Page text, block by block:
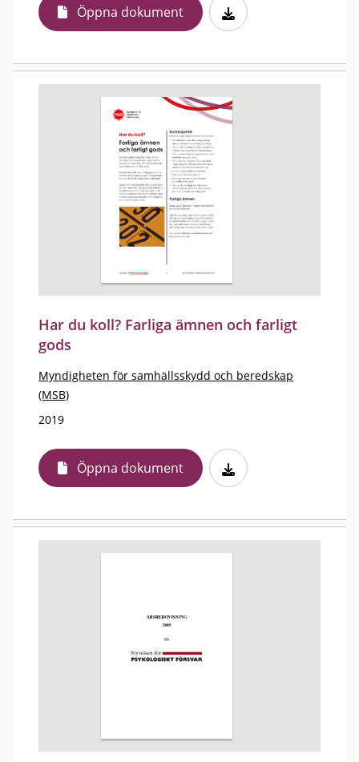
Öppna dokument
Har du koll? Farliga ämnen och farligt
gods
Myndigheten för samhällsskydd och beredskap
(MSB)
2019
Öppna dokument